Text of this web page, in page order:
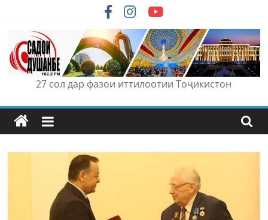
content
27 сол дар фазои иттилоотии Тоҷикистон